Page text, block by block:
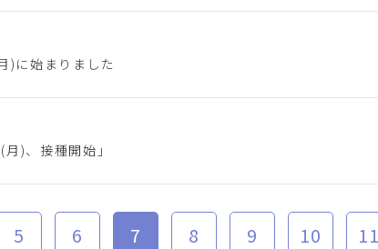
)に始まりました
)、接種開始」
5 6 7 8 9 10 11